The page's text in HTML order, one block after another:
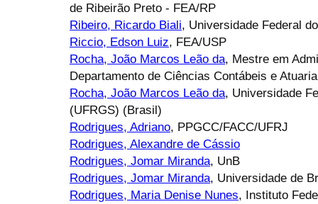
de Ribeirão Preto - FEA/RP
Ribeiro, Ricardo Biali, Universidade Federal
Riccio, Edson Luiz, FEA/USP
Rocha, João Marcos Leão da, Mestre em
Departamento de Ciências Contábeis e
Rocha, João Marcos Leão da, Universidade
(UFRGS) (Brasil)
Rodrigues, Adriano, PPGCC/FACC/UFRJ
Rodrigues, Alexandre de Cássio
Rodrigues, Jomar Miranda, UnB
Rodrigues, Jomar Miranda, Universidade de
Rodrigues, Maria Denise Nunes, Instituto